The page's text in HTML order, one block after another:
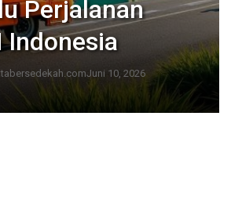
Perjalanan
Indonesia
Juni 10, 2026